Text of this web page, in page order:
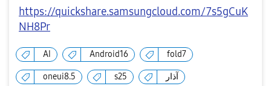
https://quickshare.samsungcloud.com/7s5gCuK
NH8Pr
AI Android16 fold7
oneui8.5 s25 آذار